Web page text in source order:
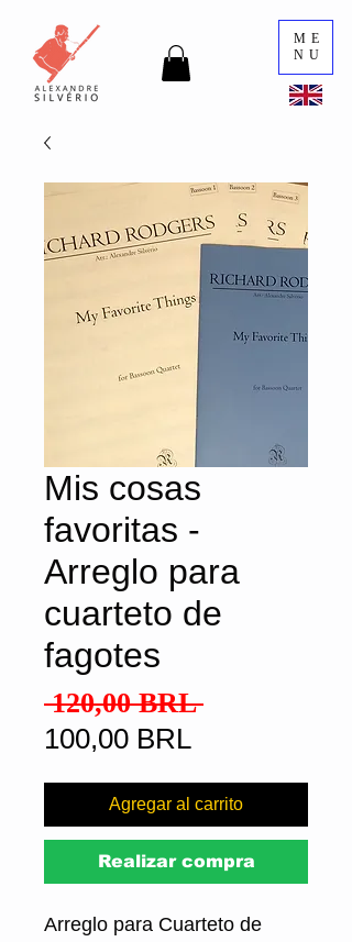
ME
NU
Mis cosas
favoritas -
Arreglo para
cuarteto de
fagotes
120,00 BRL Precio
100,00 BRLPrecio
oferta
Agregar al carrito
Realizar compra
Arreglo para Cuarteto de